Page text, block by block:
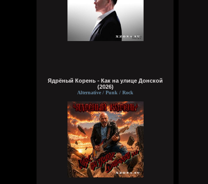
Ядрёный Корень - Как на улице Донской
(2026)
Alternative / Punk / Rock